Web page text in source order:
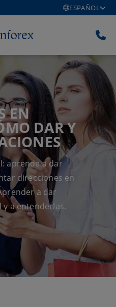
ESPAÑOL
EN
DAR Y
aprende a dar
direcciones en
a dar
y a entenderlas.